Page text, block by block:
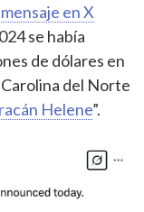
en X
se había
de dólares en
del Norte
Helene”.